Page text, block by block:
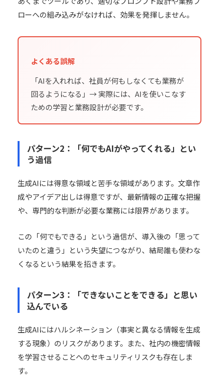
ローへの組み込みがなければ、効果を発揮しません。
よくある誤解
「AIを入れれば、社員が何もしなくても業務が
回るようになる」→ 実際には、AIを使いこなす
ための学習と業務設計が必要です。
パターン2：「何でもAIがやってくれる」とい
う過信
生成AIには得意な領域と苦手な領域があります。文章作
成やアイデア出しは得意ですが、最新情報の正確な把握
や、専門的な判断が必要な業務には限界があります。
この「何でもできる」という過信が、導入後の「思って
いたのと違う」という失望につながり、結局誰も使わな
くなるという結果を招きます。
パターン3：「できないことをできる」と思い
込んでいる
生成AIにはハルシネーション（事実と異なる情報を生成
する現象）のリスクがあります。また、社内の機密情報
を学習させることへのセキュリティリスクも存在しま
す。